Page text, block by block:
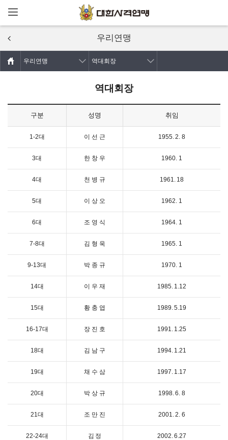
주요콘텐츠로
우리연맹
우리연맹 역대회장
역대회장
구분 성명 취임
1-2대 이 선 근 1955. 2. 8
3대 한 창 우 1960. 1
4대 천 병 규 1961. 18
5대 이 상 오 1962. 1
6대 조 영 식 1964. 1
7-8대 김 형 욱 1965. 1
9-13대 박 종 규 1970. 1
14대 이 우 재 1985. 1.12
15대 황 충 엽 1989. 5.19
16-17대 장 진 호 1991. 1.25
18대 김 남 구 1994. 1.21
19대 채 수 삼 1997. 1.17
20대 박 상 규 1998. 6. 8
21대 조 만 진 2001. 2. 6
22-24대 김 정 2002. 6.27